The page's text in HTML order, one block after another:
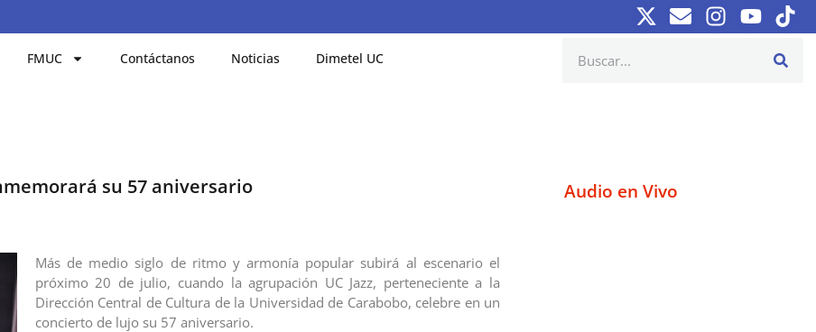
FMUC Contáctanos Noticias Dimetel UC
su 57 aniversario
Más de medio siglo de ritmo y armonía popular subirá al escenario el
próximo 20 de julio, cuando la agrupación UC Jazz, perteneciente a la
Dirección Central de Cultura de la Universidad de Carabobo, celebre en un
concierto de lujo su 57 aniversario.
Audio en Vivo